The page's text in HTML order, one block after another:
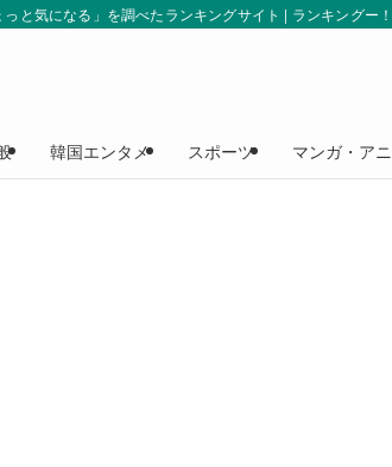
と気になる」を調べたランキングサイト | ランキングー！
韓国エンタメ スポーツ マンガ・ア